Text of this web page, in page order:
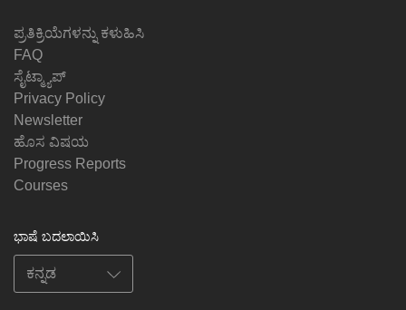
ಪ್ರತಿಕ್ರಿಯೆಗಳನ್ನು ಕಳುಹಿಸಿ
FAQ
ಸೈಟ್ಮ್ಯಾಪ್
Privacy Policy
Newsletter
ಹೊಸ ವಿಷಯ
Progress Reports
Courses
ಭಾಷೆ ಬದಲಾಯಿಸಿ